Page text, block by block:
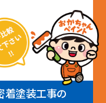
着塗装工事の